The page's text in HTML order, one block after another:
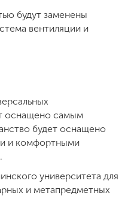
будут заменены
вентиляции и
оснащено самым
будет оснащено
и комфортными
университета для
и метапредметных